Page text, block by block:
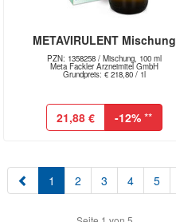
METAVIRULENT Mischung
PZN: 1358258 / Mischung, 100 ml
Meta Fackler Arzneimitel GmbH
Grundpreis: € 218,80 / 1l
21,88 € -12%**
1 (aktuell)
2 3 4 5